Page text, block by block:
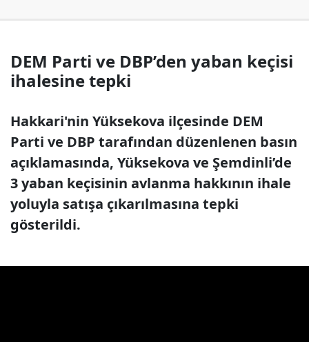
DEM Parti ve DBP’den yaban keçisi
ihalesine tepki
Hakkari'nin Yüksekova ilçesinde DEM
Parti ve DBP tarafından düzenlenen basın
açıklamasında, Yüksekova ve Şemdinli’de
3 yaban keçisinin avlanma hakkının ihale
yoluyla satışa çıkarılmasına tepki
gösterildi.